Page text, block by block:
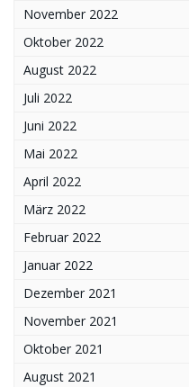
November 2022
Oktober 2022
August 2022
Juli 2022
Juni 2022
Mai 2022
April 2022
März 2022
Februar 2022
Januar 2022
Dezember 2021
November 2021
Oktober 2021
August 2021